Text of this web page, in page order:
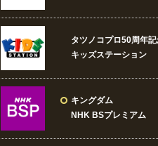
タツノコプロ50周年
キッズステーション
キングダム
NHK BSプレミアム